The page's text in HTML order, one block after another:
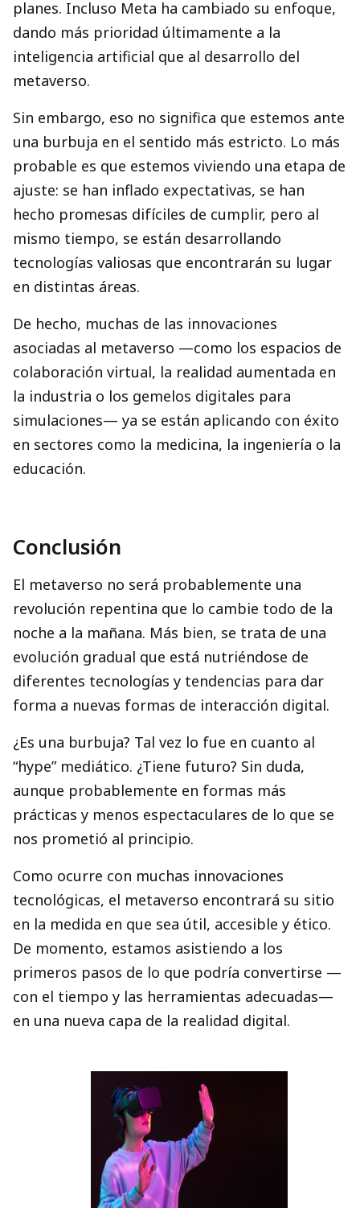
planes. Incluso Meta ha cambiado su enfoque,
dando más prioridad últimamente a la
inteligencia artificial que al desarrollo del
metaverso.
Sin embargo, eso no significa que estemos ante
una burbuja en el sentido más estricto. Lo más
probable es que estemos viviendo una etapa de
ajuste: se han inflado expectativas, se han
hecho promesas difíciles de cumplir, pero al
mismo tiempo, se están desarrollando
tecnologías valiosas que encontrarán su lugar
en distintas áreas.
De hecho, muchas de las innovaciones
asociadas al metaverso —como los espacios de
colaboración virtual, la realidad aumentada en
la industria o los gemelos digitales para
simulaciones— ya se están aplicando con éxito
en sectores como la medicina, la ingeniería o la
educación.
Conclusión
El metaverso no será probablemente una
revolución repentina que lo cambie todo de la
noche a la mañana. Más bien, se trata de una
evolución gradual que está nutriéndose de
diferentes tecnologías y tendencias para dar
forma a nuevas formas de interacción digital.
¿Es una burbuja? Tal vez lo fue en cuanto al
“hype” mediático. ¿Tiene futuro? Sin duda,
aunque probablemente en formas más
prácticas y menos espectaculares de lo que se
nos prometió al principio.
Como ocurre con muchas innovaciones
tecnológicas, el metaverso encontrará su sitio
en la medida en que sea útil, accesible y ético.
De momento, estamos asistiendo a los
primeros pasos de lo que podría convertirse —
con el tiempo y las herramientas adecuadas—
en una nueva capa de la realidad digital.